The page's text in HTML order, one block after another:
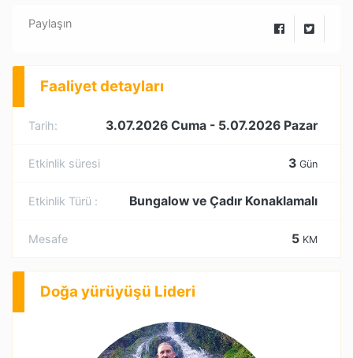
Paylaşın
Faaliyet detayları
Tarih: 3.07.2026 Cuma - 5.07.2026 Pazar
Etkinlik süresi 3 Gün
Etkinlik Türü : Bungalow ve Çadır Konaklamalı
Mesafe 5 KM
Doğa yürüyüşü Lideri